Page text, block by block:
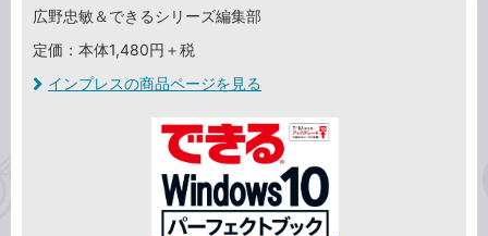
広野忠敏＆できるシリーズ編集部
定価：本体1,480円＋税
インプレスの商品ページを見る